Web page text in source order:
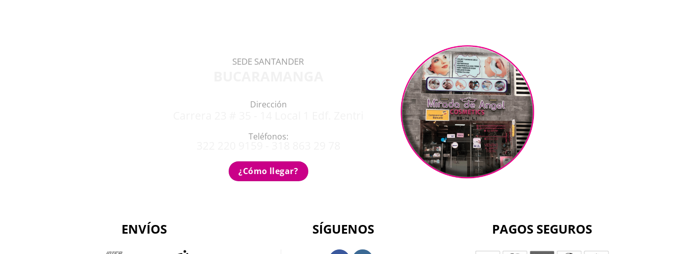
SEDE SANTANDER
Dirección
Teléfonos:
¿Cómo llegar?
ENVÍOS SÍGUENOS PAGOS SEGUROS